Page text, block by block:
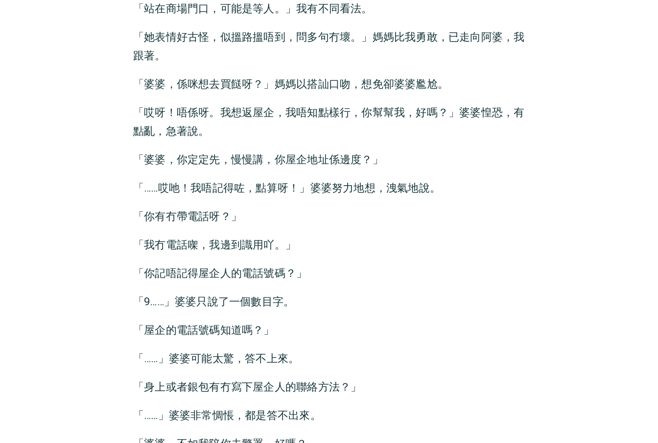
「站在商場門口，可能是等人。」我有不同看法。
「她表情好古怪，似搵路搵唔到，問多句冇壞。」媽媽比我勇敢，已走向阿婆，我
跟著。
「婆婆，係咪想去買餸呀？」媽媽以搭訕口吻，想免卻婆婆尷尬。
「哎呀！唔係呀。我想返屋企，我唔知點樣行，你幫幫我，好嗎？」婆婆惶恐，有
點亂，急著說。
「婆婆，你定定先，慢慢講，你屋企地址係邊度？」
「……哎吔！我唔記得咗，點算呀！」婆婆努力地想，洩氣地說。
「你有冇帶電話呀？」
「我冇電話㗎，我邊到識用吖。」
「你記唔記得屋企人的電話號碼？」
「9……」婆婆只說了一個數目字。
「屋企的電話號碼知道嗎？」
「……」婆婆可能太驚，答不上來。
「身上或者銀包有冇寫下屋企人的聯絡方法？」
「……」婆婆非常惆悵，都是答不出來。